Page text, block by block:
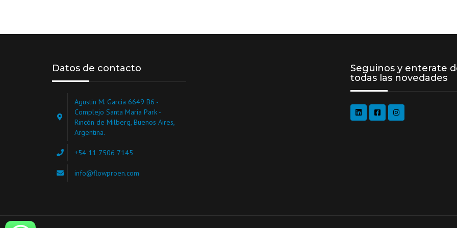
Datos de contacto
Agustin M. Garcia 6649 B6 -
Complejo Santa Maria Park -
Rincón de Milberg, Buenos Aires,
Argentina.
+54 11 7506 7145
info@flowproen.com
Seguinos y enterate
todas las novedades